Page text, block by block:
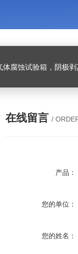
剥离试验箱，防水防尘试验箱，盐雾箱，
在线留言 /
产品：
您的单位：
您的姓名：